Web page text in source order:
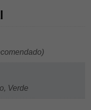
Verde